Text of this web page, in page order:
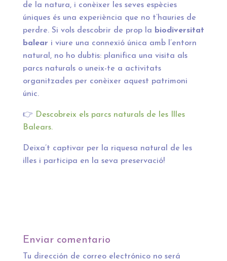
de la natura, i conèixer les seves espècies
úniques és una experiència que no t’hauries de
perdre. Si vols descobrir de prop la biodiversitat
balear i viure una connexió única amb l’entorn
natural, no ho dubtis: planifica una visita als
parcs naturals o uneix-te a activitats
organitzades per conèixer aquest patrimoni
únic.
👉 Descobreix els parcs naturals de les Illes
Balears.
Deixa’t captivar per la riquesa natural de les
illes i participa en la seva preservació!
Enviar comentario
Tu dirección de correo electrónico no será